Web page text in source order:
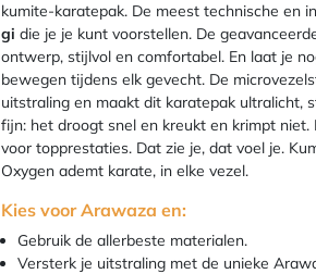
kumite-karatepak. De meest technische en
gi die je je kunt voorstellen. De
ontwerp, stijlvol en comfortabel. En laat je
bewegen tijdens elk gevecht. De
uitstraling en maakt dit karatepak ultralicht,
fijn: het droogt snel en kreukt en krimpt
voor topprestaties. Dat zie je, dat voel je.
Oxygen ademt karate, in elke vezel.
Kies voor Arawaza en:
Gebruik de allerbeste materialen.
Versterk je uitstraling met de unieke